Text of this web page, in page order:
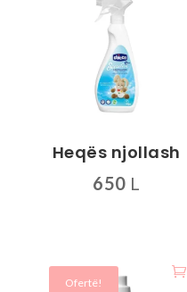
Heqës njollash
650 L
Ofertë!